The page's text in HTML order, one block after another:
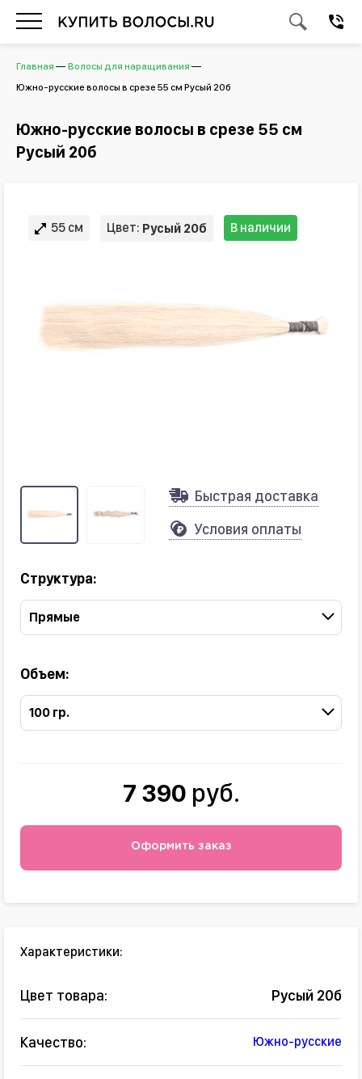
Главная
Волосы для наращивания
Южно-русские волосы в срезе 55 см Русый 20б
Южно-русские волосы в срезе 55 см
Русый 20б
55 см Цвет: Русый 20б В наличии
Быстрая доставка
Условия оплаты
Структура:
Прямые
Объем:
100 гр.
7 390 руб.
Оформить заказ
Характеристики:
Цвет товара: Русый 20б
Качество: Южно-русские